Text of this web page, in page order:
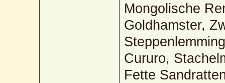
Mongolische
Goldhamster,
Cururo,
Fette